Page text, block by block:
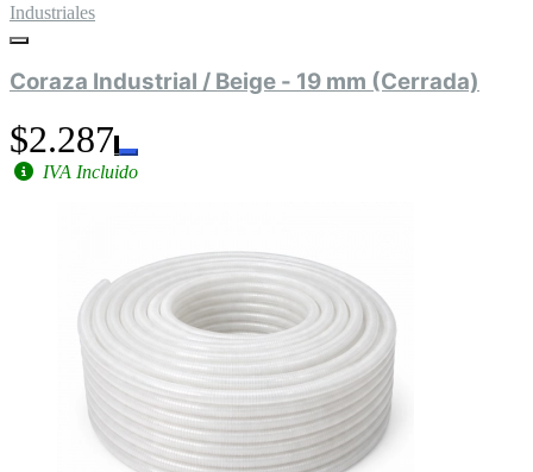
Industriales
Coraza Industrial / Beige - 19 mm (Cerrada)
$2.287
IVA Incluido